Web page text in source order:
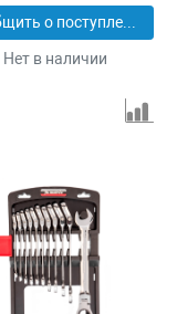
Сообщить о поступлении
Нет в наличии